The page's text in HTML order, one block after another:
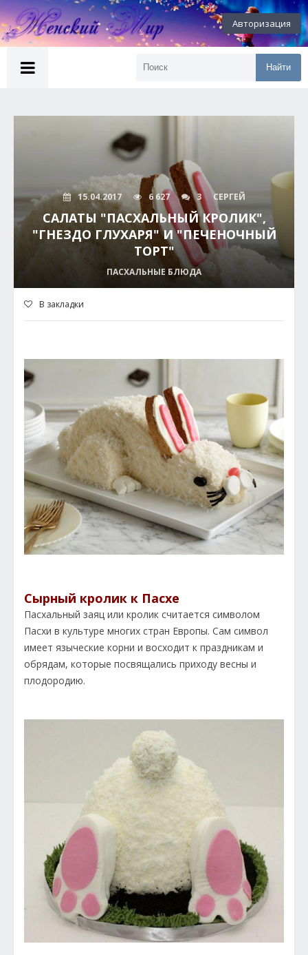
Авторизация
Найти
15.04.2017 6 627 3 СЕРГЕЙ
САЛАТЫ "ПАСХАЛЬНЫЙ КРОЛИК",
"ГНЕЗДО ГЛУХАРЯ" И "ПЕЧЕНОЧНЫЙ
ТОРТ"
ПАСХАЛЬНЫЕ БЛЮДА
В закладки
Сырный кролик к Пасхе
Пасхальный заяц или кролик считается символом
Пасхи в культуре многих стран Европы. Сам символ
имеет языческие корни и восходит к праздникам и
обрядам, которые посвящались приходу весны и
плодородию.